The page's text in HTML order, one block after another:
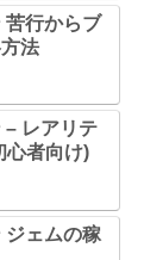
苦行からブ
法
– レアリテ
心者向け)
ジェムの稼